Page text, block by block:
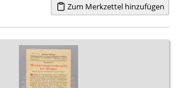
Zum Merkzettel hinzufügen